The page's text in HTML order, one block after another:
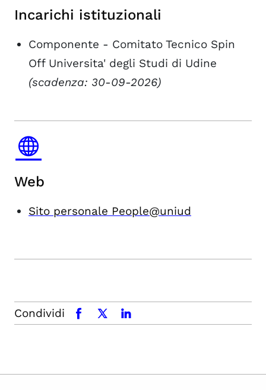
Incarichi istituzionali
Componente - Comitato Tecnico Spin
Off Universita' degli Studi di Udine
(scadenza: 30-09-2026)
Web
Sito personale People@uniud
Condividi facebookx.comlinkedin